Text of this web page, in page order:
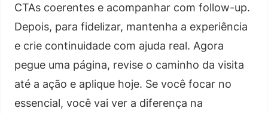
CTAs coerentes e acompanhar com follow-up.
Depois, para fidelizar, mantenha a experiência
e crie continuidade com ajuda real. Agora
pegue uma página, revise o caminho da visita
até a ação e aplique hoje. Se você focar no
essencial, você vai ver a diferença na